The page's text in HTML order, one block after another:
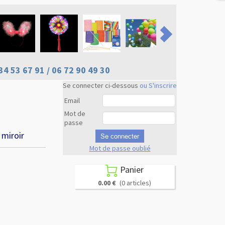
53 67 91 / 06 72 90 49 30
Se connecter ci-dessous ou S'inscrire
Email
Mot de
passe
Se connecter
Mot de passe oublié
miroir
 Panier
0.00 € (0 articles)